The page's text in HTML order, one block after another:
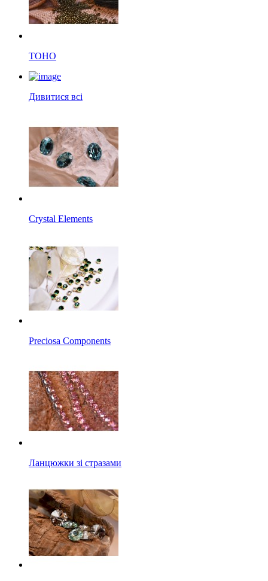
TOHO
Дивитися всі
Crystal Elements
Preciosa Components
Ланцюжки зі стразами